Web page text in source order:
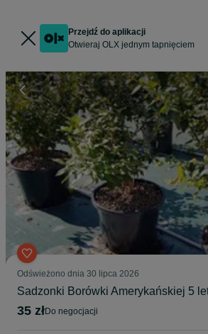
Przejdź do aplikacji
Otwieraj OLX jednym tapnięciem
Odświeżono dnia 30 lipca 2026
Sadzonki Borówki Amerykańskiej 5
35 zł do negocjacji